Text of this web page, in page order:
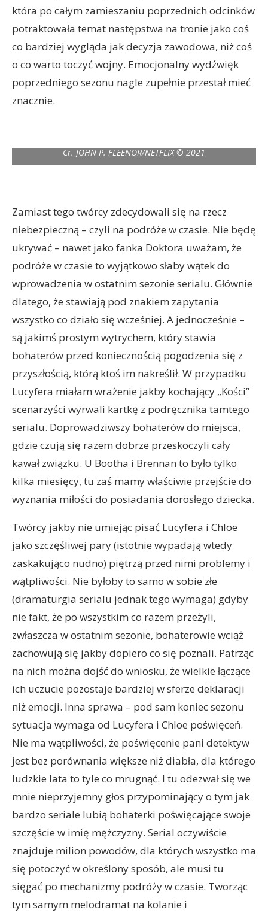
która po całym zamieszaniu poprzednich odcinków
potraktowała temat następstwa na tronie jako coś
co bardziej wygląda jak decyzja zawodowa, niż coś
o co warto toczyć wojny. Emocjonalny wydźwięk
poprzedniego sezonu nagle zupełnie przestał mieć
znacznie.
Cr. JOHN P. FLEENOR/NETFLIX © 2021
Zamiast tego twórcy zdecydowali się na rzecz
niebezpieczną – czyli na podróże w czasie. Nie będę
ukrywać – nawet jako fanka Doktora uważam, że
podróże w czasie to wyjątkowo słaby wątek do
wprowadzenia w ostatnim sezonie serialu. Głównie
dlatego, że stawiają pod znakiem zapytania
wszystko co działo się wcześniej. A jednocześnie –
są jakimś prostym wytrychem, który stawia
bohaterów przed koniecznością pogodzenia się z
przyszłością, którą ktoś im nakreślił. W przypadku
Lucyfera miałam wrażenie jakby kochający „Kości”
scenarzyści wyrwali kartkę z podręcznika tamtego
serialu. Doprowadziwszy bohaterów do miejsca,
gdzie czują się razem dobrze przeskoczyli cały
kawał związku. U Bootha i Brennan to było tylko
kilka miesięcy, tu zaś mamy właściwie przejście do
wyznania miłości do posiadania dorosłego dziecka.
Twórcy jakby nie umiejąc pisać Lucyfera i Chloe
jako szczęśliwej pary (istotnie wypadają wtedy
zaskakująco nudno) piętrzą przed nimi problemy i
wątpliwości. Nie byłoby to samo w sobie złe
(dramaturgia serialu jednak tego wymaga) gdyby
nie fakt, że po wszystkim co razem przeżyli,
zwłaszcza w ostatnim sezonie, bohaterowie wciąż
zachowują się jakby dopiero co się poznali. Patrząc
na nich można dojść do wniosku, że wielkie łączące
ich uczucie pozostaje bardziej w sferze deklaracji
niż emocji. Inna sprawa – pod sam koniec sezonu
sytuacja wymaga od Lucyfera i Chloe poświęceń.
Nie ma wątpliwości, że poświęcenie pani detektyw
jest bez porównania większe niż diabła, dla którego
ludzkie lata to tyle co mrugnąć. I tu odezwał się we
mnie nieprzyjemny głos przypominający o tym jak
bardzo seriale lubią bohaterki poświęcające swoje
szczęście w imię mężczyzny. Serial oczywiście
znajduje milion powodów, dla których wszystko ma
się potoczyć w określony sposób, ale musi tu
sięgać po mechanizmy podróży w czasie. Tworząc
tym samym melodramat na kolanie i